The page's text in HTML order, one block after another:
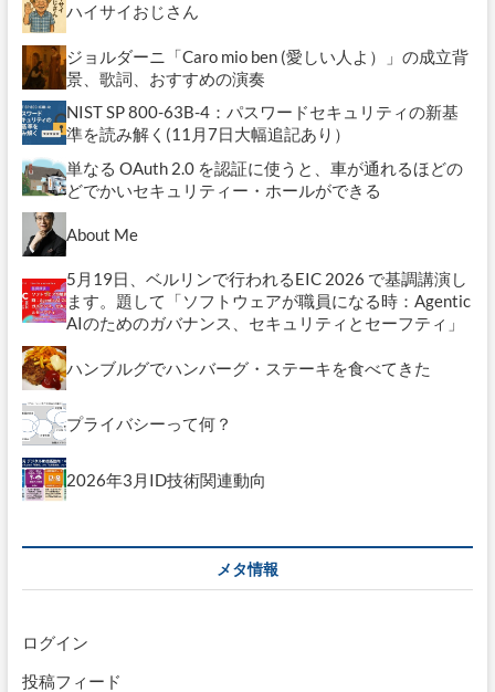
ハイサイおじさん
ジョルダーニ「Caro mio ben (愛しい人よ）」の成立背
景、歌詞、おすすめの演奏
NIST SP 800-63B-4：パスワードセキュリティの新基
準を読み解く(11月7日大幅追記あり）
単なる OAuth 2.0 を認証に使うと、車が通れるほどの
どでかいセキュリティー・ホールができる
About Me
5月19日、ベルリンで行われるEIC 2026 で基調講演し
ます。題して「ソフトウェアが職員になる時：Agentic
AIのためのガバナンス、セキュリティとセーフティ」
ハンブルグでハンバーグ・ステーキを食べてきた
プライバシーって何？
2026年3月ID技術関連動向
メタ情報
ログイン
投稿フィード